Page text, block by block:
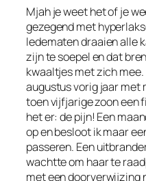
Mjah je weet het of je
gezegend met
ledematen draaien alle
zijn te soepel en dat
kwaaltjes met zich mee.
augustus vorig jaar met
toen vijfjarige zoon een
het er: de pijn! Een
op en besloot ik maar
passeren. Een
wachtte om haar te
met een doorverwijzing